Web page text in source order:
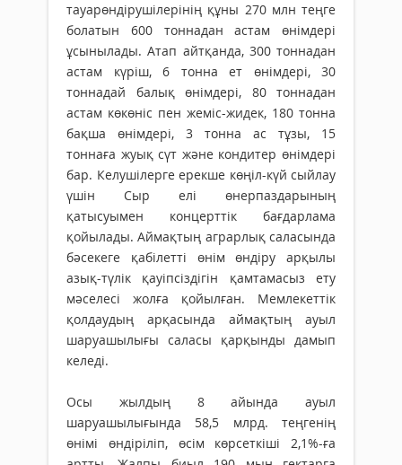
тауарөндірушілерінің құны 270 млн теңге
болатын 600 тоннадан астам өнімдері
ұсынылады. Атап айтқанда, 300 тоннадан
астам күріш, 6 тонна ет өнімдері, 30
тоннадай балық өнімдері, 80 тоннадан
астам көкөніс пен жеміс-жидек, 180 тонна
бақша өнімдері, 3 тонна ас тұзы, 15
тоннаға жуық сүт және кондитер өнімдері
бар. Келушілерге ерекше көңіл-күй сыйлау
үшін Сыр елі өнерпаздарының
қатысуымен концерттік бағдарлама
қойылады. Аймақтың аграрлық саласында
бәсекеге қабілетті өнім өндіру арқылы
азық-түлік қауіпсіздігін қамтамасыз ету
мәселесі жолға қойылған. Мемлекеттік
қолдаудың арқасында аймақтың ауыл
шаруашылығы саласы қарқынды дамып
келеді.
Осы жылдың 8 айында ауыл
шаруашылығында 58,5 млрд. теңгенің
өнімі өндіріліп, өсім көрсеткіші 2,1%-ға